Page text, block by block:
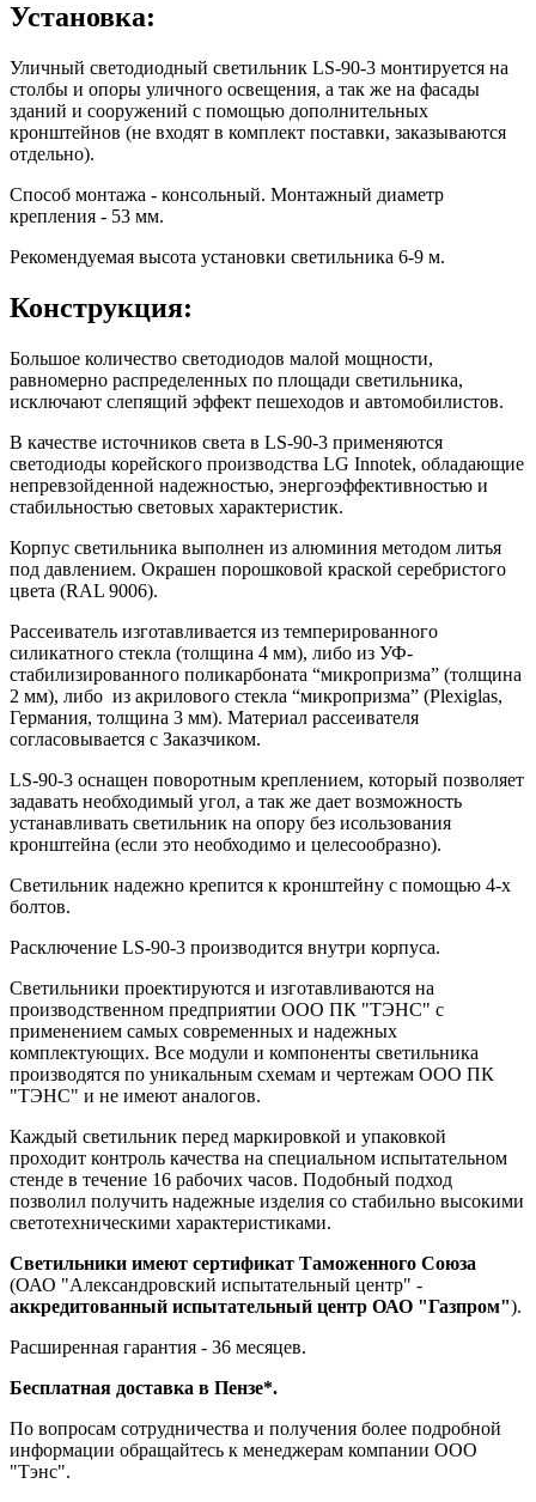
Установка:
Уличный светодиодный светильник LS-90-3 монтируется на
столбы и опоры уличного освещения, а так же на фасады
зданий и сооружений с помощью дополнительных
кронштейнов (не входят в комплект поставки, заказываются
отдельно).
Способ монтажа - консольный. Монтажный диаметр
крепления - 53 мм.
Рекомендуемая высота установки светильника 6-9 м.
Конструкция:
Большое количество светодиодов малой мощности,
равномерно распределенных по площади светильника,
исключают слепящий эффект пешеходов и автомобилистов.
В качестве источников света в LS-90-3 применяются
светодиоды корейского производства LG Innotek, обладающие
непревзойденной надежностью, энергоэффективностью и
стабильностью световых характеристик.
Корпус светильника выполнен из алюминия методом литья
под давлением. Окрашен порошковой краской серебристого
цвета (RAL 9006).
Рассеиватель изготавливается из темперированного
силикатного стекла (толщина 4 мм), либо из УФ-
стабилизированного поликарбоната “микропризма” (толщина
2 мм), либо из акрилового стекла “микропризма” (Plexiglas,
Германия, толщина 3 мм). Материал рассеивателя
согласовывается с Заказчиком.
LS-90-3 оснащен поворотным креплением, который позволяет
задавать необходимый угол, а так же дает возможность
устанавливать светильник на опору без исользования
кронштейна (если это необходимо и целесообразно).
Светильник надежно крепится к кронштейну с помощью 4-х
болтов.
Расключение LS-90-3 производится внутри корпуса.
Светильники проектируются и изготавливаются на
производственном предприятии ООО ПК "ТЭНС" с
применением самых современных и надежных
комплектующих. Все модули и компоненты светильника
производятся по уникальным схемам и чертежам ООО ПК
"ТЭНС" и не имеют аналогов.
Каждый светильник перед маркировкой и упаковкой
проходит контроль качества на специальном испытательном
стенде в течение 16 рабочих часов. Подобный подход
позволил получить надежные изделия со стабильно высокими
светотехническими характеристиками.
Светильники имеют сертификат Таможенного Союза
(ОАО "Александровский испытательный центр" -
аккредитованный испытательный центр ОАО "Газпром").
Расширенная гарантия - 36 месяцев.
Бесплатная доставка в Пензе*.
По вопросам сотрудничества и получения более подробной
информации обращайтесь к менеджерам компании ООО
"Тэнс".